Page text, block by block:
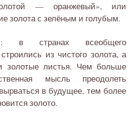
— оранжевый», или
золота с зелёным и голубым.
в странах всеобщего
из чистого золота, а
золотые листья. Чем больше
мысль преодолеть
в будущее, тем более
золото.